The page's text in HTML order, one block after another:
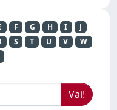
F G H I
J
S T U V
W